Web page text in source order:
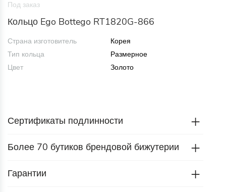
Под заказ
Кольцо Ego Bottego RT1820G-866
Страна изготовитель
Корея
Тип кольца
Размерное
Цвет
Золото
Сертификаты подлинности
Более 70 бутиков брендовой бижутерии
Гарантии